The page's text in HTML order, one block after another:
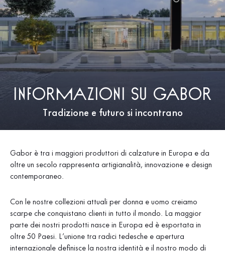
Informazioni su Gabor
Tradizione e futuro si incontrano
Gabor è tra i maggiori produttori di calzature in Europa e da
oltre un secolo rappresenta artigianalità, innovazione e design
contemporaneo.
Con le nostre collezioni attuali per donna e uomo creiamo
scarpe che conquistano clienti in tutto il mondo. La maggior
parte dei nostri prodotti nasce in Europa ed è esportata in
oltre 50 Paesi. L’unione tra radici tedesche e apertura
internazionale definisce la nostra identità e il nostro modo di